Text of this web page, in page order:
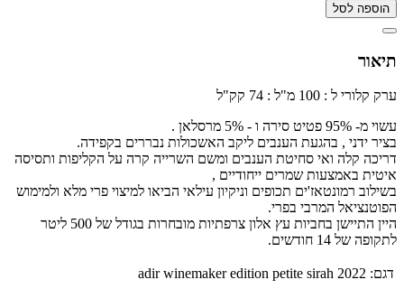
הוספה לסל
תיאור
ערק קלורי ל : 100 מ"ל : 74 קק"ל
עשוי מ- 95% פטיט סירה ו - 5% מרסלאן .
בציר ידני , בהגעת הענבים ליקב האשכולות נבררים בקפידה.
דריכה קלה ואי סחיטת הענבים ומשם השרייה קרה על הקליפות ותסיסה
איטית באמצעות שמרים ייחודיים ,
בשילוב רמונטאז'ים תכופים וניקיון עילאי הביאו למיצוי פרי מלא ולמימוש
הפוטנציאל המרבי בפרי.
היין התיישן בחביות עץ אלון צרפתיות מובחרות בגודל של 500 ליטר
לתקופה של 14 חודשים.
דגם: adir winemaker edition petite sirah 2022